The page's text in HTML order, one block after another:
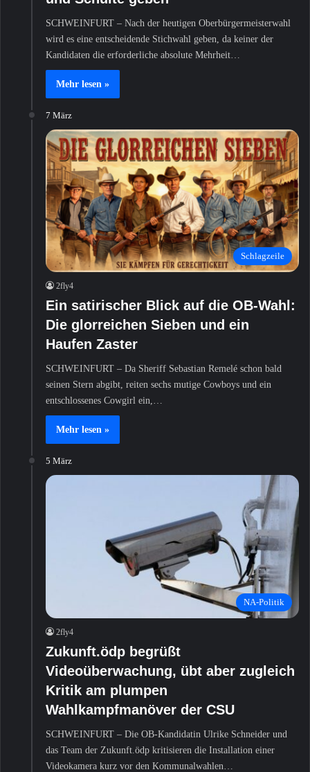
SCHWEINFURT – Nach der heutigen Oberbürgermeisterwahl
wird es eine entscheidende Stichwahl geben, da keiner der
Kandidaten die erforderliche absolute Mehrheit…
Mehr lesen »
7 März
Schlagzeile
2fly4
Ein satirischer Blick auf die OB-Wahl:
Die glorreichen Sieben und ein
Haufen Zaster
SCHWEINFURT – Da Sheriff Sebastian Remelé schon bald
seinen Stern abgibt, reiten sechs mutige Cowboys und ein
entschlossenes Cowgirl ein,…
Mehr lesen »
5 März
NA-Politik
2fly4
Zukunft.ödp begrüßt
Videoüberwachung, übt aber zugleich
Kritik am plumpen
Wahlkampfmanöver der CSU
SCHWEINFURT – Die OB-Kandidatin Ulrike Schneider und
das Team der Zukunft.ödp kritisieren die Installation einer
Videokamera kurz vor den Kommunalwahlen…